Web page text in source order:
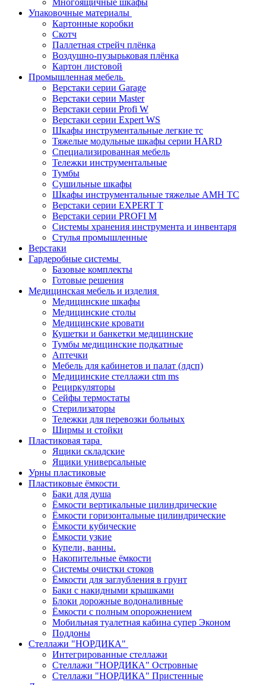
Многоящичные шкафы
Упаковочные материалы
Картонные коробки
Скотч
Паллетная стрейч плёнка
Воздушно-пузырьковая плёнка
Картон листовой
Промышленная мебель
Верстаки серии Garage
Верстаки серии Master
Верстаки серии Profi W
Верстаки серии Expert WS
Шкафы инструментальные легкие тс
Тяжелые модульные шкафы серии HARD
Cпециализированная мебель
Тележки инструментальные
Тумбы
Cушильные шкафы
Шкафы инструментальные тяжелые AMH TC
Верстаки серии EXPERT T
Верстаки серии PROFI M
Системы хранения инструмента и инвентаря
Стулья промышленные
Верстаки
Гардеробные системы
Базовые комплекты
Готовые решения
Медицинская мебель и изделия
Медицинские шкафы
Медицинские столы
Медицинские кровати
Кушетки и банкетки медицинские
Тумбы медицинские подкатные
Аптечки
Мебель для кабинетов и палат (лдсп)
Медицинские стеллажи ctm ms
Рециркуляторы
Сейфы термостаты
Стерилизаторы
Тележки для перевозки больных
Ширмы и стойки
Пластиковая тара
Ящики складские
Ящики универсальные
Урны пластиковые
Пластиковые ёмкости
Баки для душа
Ёмкости вертикальные цилиндрические
Ёмкости горизонтальные цилиндрические
Ёмкости кубические
Ёмкости узкие
Купели, ванны.
Накопительные ёмкости
Системы очистки стоков
Ёмкости для заглубления в грунт
Баки с накидными крышками
Блоки дорожные водоналивные
Ёмкости с полным опорожнением
Мобильная туалетная кабина супер Эконом
Поддоны
Стеллажи "НОРДИКА"
Интегрированные стеллажи
Стеллажи "НОРДИКА" Островные
Стеллажи "НОРДИКА" Пристенные